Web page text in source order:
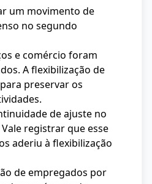
um movimento de
no segundo
e comércio foram
A flexibilização de
preservar os
de ajuste no
registrar que esse
aderiu à flexibilização
de empregados por